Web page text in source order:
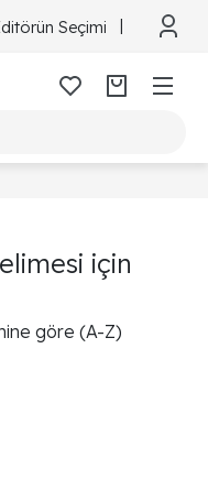
Seçimi
için
göre (A-Z)